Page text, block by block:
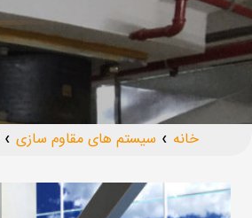
خانه ❯ سیستم های مقاوم سازی ❯